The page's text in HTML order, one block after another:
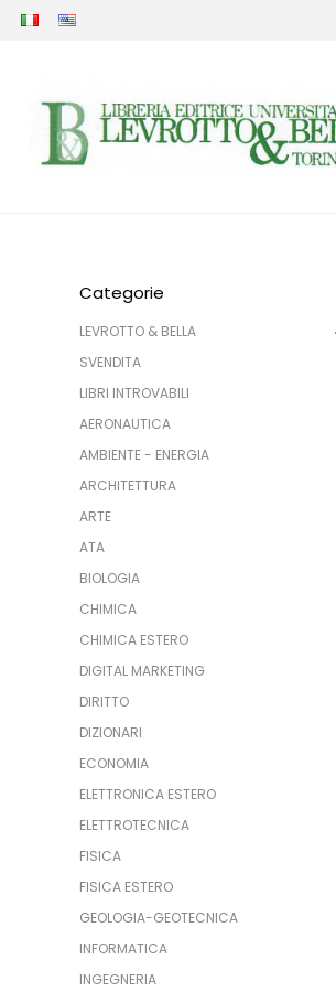
Categorie
LEVROTTO & BELLA
SVENDITA
LIBRI INTROVABILI
AERONAUTICA
AMBIENTE - ENERGIA
ARCHITETTURA
ARTE
ATA
BIOLOGIA
CHIMICA
CHIMICA ESTERO
DIGITAL MARKETING
DIRITTO
DIZIONARI
ECONOMIA
ELETTRONICA ESTERO
ELETTROTECNICA
FISICA
FISICA ESTERO
GEOLOGIA-GEOTECNICA
INFORMATICA
INGEGNERIA